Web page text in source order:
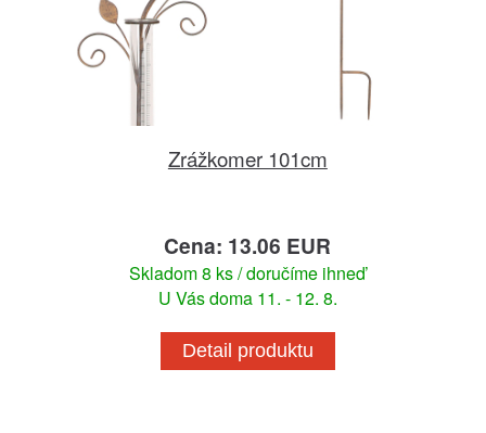
Zrážkomer 101cm
Cena: 13.06 EUR
Skladom 8 ks / doručíme ihneď
U Vás doma 11. - 12. 8.
Detail produktu